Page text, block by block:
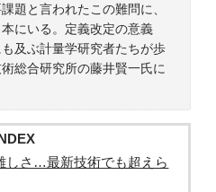
題と言われたこの難問に、
にいる。定義改定の意義
及ぶ計量学研究者たちが歩
総合研究所の藤井賢一氏に
しさ…最新技術でも超えら